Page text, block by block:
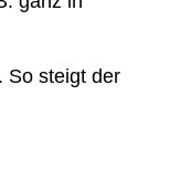
So steigt der